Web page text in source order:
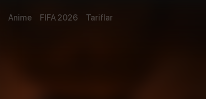
Anime FIFA 2026 Tariflar